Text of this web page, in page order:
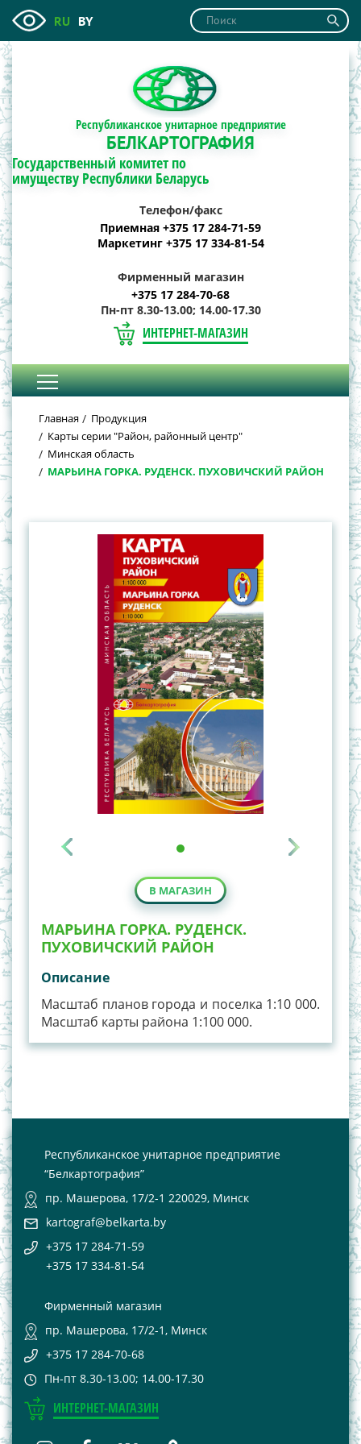
RU BY
Республиканское унитарное предприятие
БЕЛКАРТОГРАФИЯ
Государственный комитет по
имуществу Республики Беларусь
Телефон/факс
Приемная +375 17 284-71-59
Маркетинг +375 17 334-81-54
Фирменный магазин
+375 17 284-70-68
Пн-пт 8.30-13.00; 14.00-17.30
ИНТЕРНЕТ-МАГАЗИН
Главная
Продукция
Карты серии "Район, районный центр"
Минская область
МАРЬИНА ГОРКА. РУДЕНСК. ПУХОВИЧСКИЙ РАЙОН
В МАГАЗИН
МАРЬИНА ГОРКА. РУДЕНСК.
ПУХОВИЧСКИЙ РАЙОН
Описание
Масштаб планов города и поселка 1:10 000.
Масштаб карты района 1:100 000.
Республиканское унитарное предприятие
“Белкартография”
пр. Машерова, 17/2-1 220029, Минск
kartograf@belkarta.by
+375 17 284-71-59
+375 17 334-81-54
Фирменный магазин
пр. Машерова, 17/2-1, Минск
+375 17 284-70-68
Пн-пт 8.30-13.00; 14.00-17.30
ИНТЕРНЕТ-МАГАЗИН